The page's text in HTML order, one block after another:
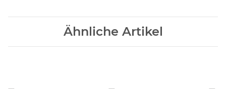
Ähnliche Artikel